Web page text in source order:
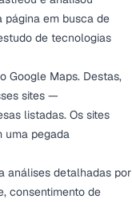
página em busca de
de tecnologias
Google Maps. Destas,
sites —
listadas. Os sites
uma pegada
análises detalhadas por
, consentimento de